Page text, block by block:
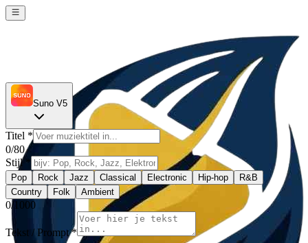
Suno V5
Titel *
0/80
Stijl*
Pop Rock Jazz Classical Electronic Hip-hop
R&B
Country
Folk Ambient
0/1000
Tekst / Prompt*